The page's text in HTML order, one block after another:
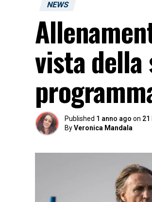
NEWS
vista
Published 1 anno ago on 21
ByVeronica Mandala